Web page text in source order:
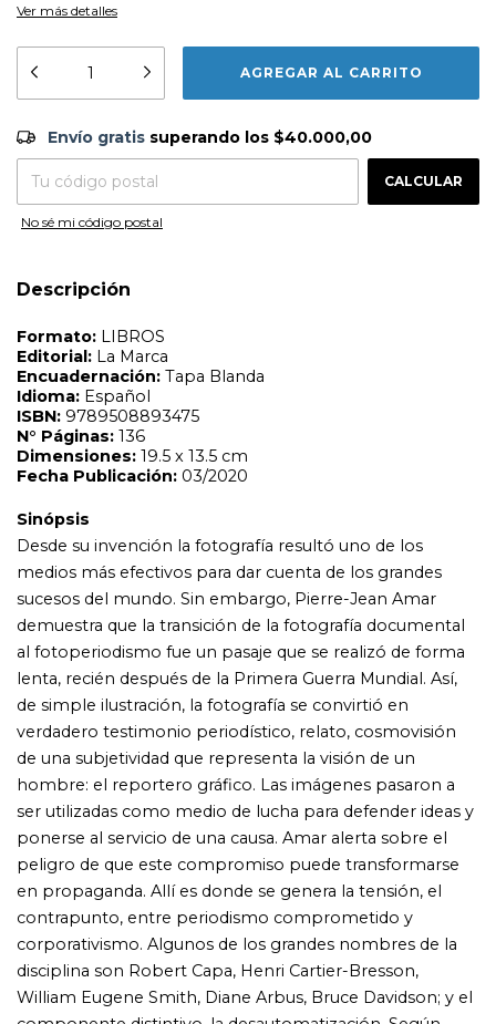
Ver más detalles
Envío gratis $40.000,00
Entregas para el CP: CAMBIAR CP
Envío gratis superando los $40.000,00
CALCULAR
No sé mi código postal
Descripción
Formato:
LIBROS
ISBN:9789508893475
N°Páginas:136
Dimensiones:19.5 x 13.5 cm
Fecha Publicación:03/2020
Sinópsis
sucesos del mundo. Sin embargo, Pierre-Jean Amar
al fotoperiodismo fue un pasaje que se realizó de forma
lenta, recién después de la Primera Guerra Mundial. Así,
de simple ilustración, la fotografía se convirtió en
verdadero testimonio periodístico, relato, cosmovisión
de una subjetividad que representa la visión de un
hombre: el reportero gráfico. Las imágenes pasaron a
ser utilizadas como medio de lucha para defender ideas y
peligro de que este compromiso puede transformarse
en propaganda. Allí es donde se genera la tensión, el
corporativismo. Algunos de los grandes nombres de la
disciplina son Robert Capa, Henri Cartier-Bresson,
William Eugene Smith, Diane Arbus, Bruce Davidson; y el
componente distintivo, la desautomatización. Según
Smith: Algunas fotos suscitan una emoción tal que
para que el fotoperiodismo se abra al mundo y abrace su
objetivo.